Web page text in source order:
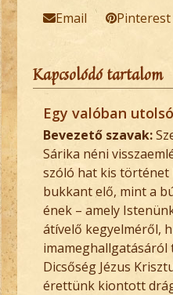
Email
Pinterest
Kapcsolódó tartalom
Egy valóban
Bevezető szavak:
Sárika néni
szóló hat kis történet
bukkant elő, mint a
ének – amely
átívelő kegyelméről,
imameghallgatásáról
Dicsőség Jézus
érettünk kiontott